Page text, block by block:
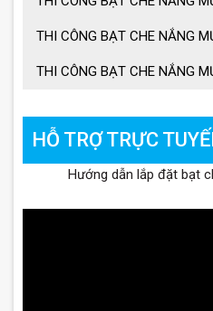
THI CÔNG BẠT CHE NẮNG
THI CÔNG BẠT CHE NẮNG
HỖ TRỢ TRỰC
Hướng dẫn lắp đặt bạt